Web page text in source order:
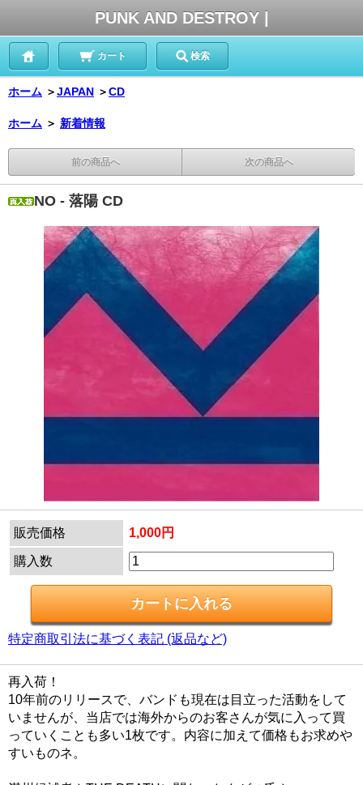
PUNK AND DESTROY |
カート 検索
ホーム ＞JAPAN ＞CD
ホーム ＞ 新着情報
前の商品へ 次の商品へ
NO - 落陽 CD
販売価格 1,000円
購入数
特定商取引法に基づく表記 (返品など)
再入荷！
10年前のリリースで、バンドも現在は目立った活動をして
いませんが、当店では海外からのお客さんが気に入って買
っていくことも多い1枚です。内容に加えて価格もお求めや
すいものネ。